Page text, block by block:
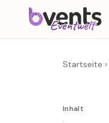
Startseite ›
Inhalt